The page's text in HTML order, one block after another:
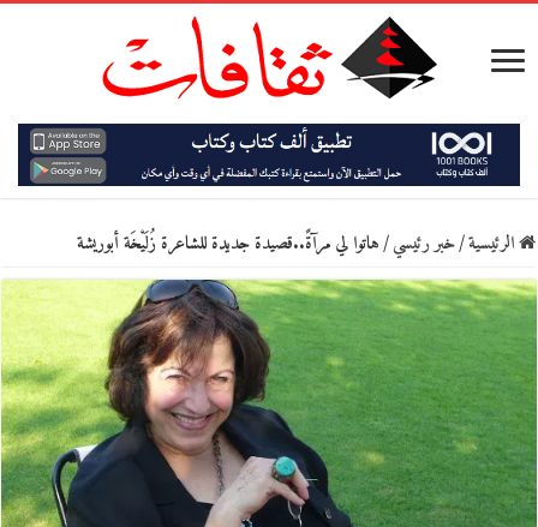
الرئيسية/خبر رئيسي/هاتوا لي مرآةً..قصيدة جديدة للشاعرة زُلَيْخَة أبوريشة